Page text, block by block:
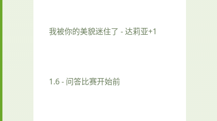
我被你的美貌迷住了 - 达莉亚+1
1.6 - 问答比赛开始前